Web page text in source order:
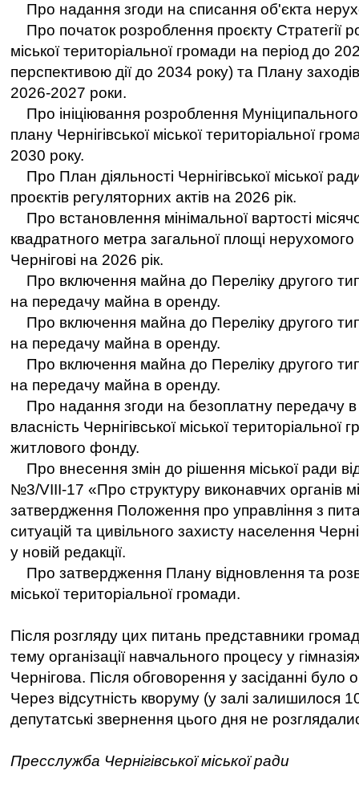
Про надання згоди на списання об'єкта
Про початок розроблення проєкту Стратегiї
мiської територiальної громади на перiод до
перспективою дiї до 2034 року) та Плану заходiв
2026-2027 роки.
Про iнiцiювання розроблення Мунiципального
плану Чернiгiвської мiської територiальної
2030 року.
Про План дiяльностi Чернiгiвської мiської
проєктiв регуляторних актiв на 2026 рiк.
Про встановлення мiнiмальної вартостi
квадратного метра загальної площi
Чернігові на 2026 рік.
Про включення майна до Переліку другого
на передачу майна в оренду.
Про включення майна до Переліку другого
на передачу майна в оренду.
Про включення майна до Переліку другого
на передачу майна в оренду.
Про надання згоди на безоплатну передачу
власність Чернігівської міської територіальної
житлового фонду.
Про внесення змін до рішення міської ради
№3/VIII-17 «Про структуру виконавчих органів
затвердження Положення про управління з
ситуацій та цивільного захисту населення
у новій редакції.
Про затвердження Плану відновлення та
міської територіальної громади.
Після розгляду цих питань представники
тему організації навчального процесу у
Чернігова. Після обговорення у засіданні було
Через відсутність кворуму (у залі залишилося
депутатські звернення цього дня не
Пресслужба Чернігівської міської ради